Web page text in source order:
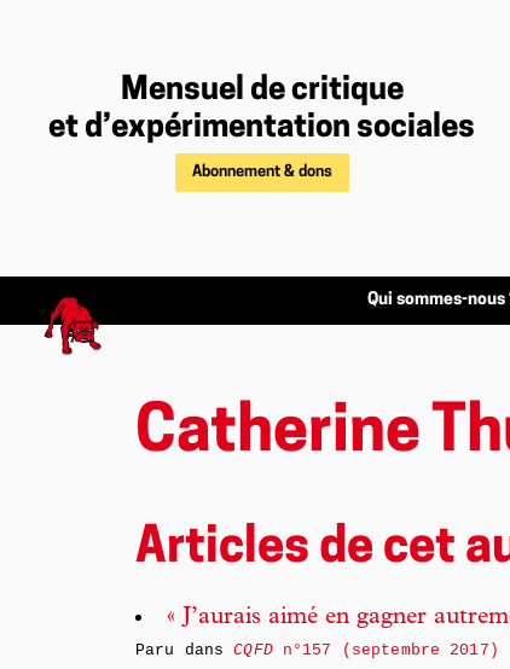
Mensuel de critique
et d’expérimentation sociales
Abonnement & dons
Qui sommes-nous
Catherine
Articles de cet
« J’aurais aimé en gagner
Paru dansCQFDn°157 (septembre 2017)